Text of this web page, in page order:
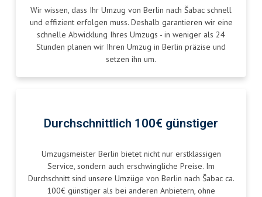
Wir wissen, dass Ihr Umzug von Berlin nach Šabac schnell
und effizient erfolgen muss. Deshalb garantieren wir eine
schnelle Abwicklung Ihres Umzugs - in weniger als 24
Stunden planen wir Ihren Umzug in Berlin präzise und
setzen ihn um.
Durchschnittlich 100€ günstiger
Umzugsmeister Berlin bietet nicht nur erstklassigen
Service, sondern auch erschwingliche Preise. Im
Durchschnitt sind unsere Umzüge von Berlin nach Šabac ca.
100€ günstiger als bei anderen Anbietern, ohne